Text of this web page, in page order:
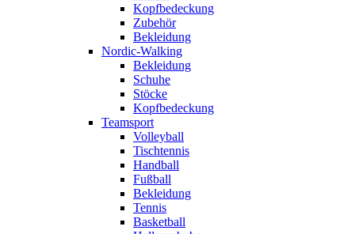
Kopfbedeckung
Zubehör
Bekleidung
Nordic-Walking
Bekleidung
Schuhe
Stöcke
Kopfbedeckung
Teamsport
Volleyball
Tischtennis
Handball
Fußball
Bekleidung
Tennis
Basketball